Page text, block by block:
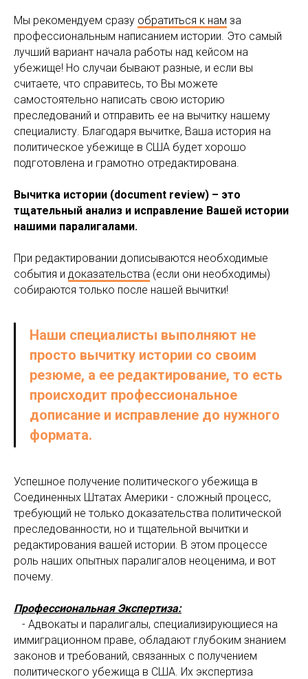
Мы рекомендуем сразу обратиться к нам за
профессиональным написанием истории. Это самый
лучший вариант начала работы над кейсом на
убежище! Но случаи бывают разные, и если вы
считаете, что справитесь, то Вы можете
самостоятельно написать свою историю
преследований и отправить ее на вычитку нашему
специалисту. Благодаря вычитке, Ваша история на
политическое убежище в США будет хорошо
подготовлена и грамотно отредактирована.
Вычитка истории (document review) – это
тщательный анализ и исправление Вашей истории
нашими паралигалами.
При редактировании дописываются необходимые
события и доказательства (если они необходимы)
собираются только после нашей вычитки!
Наши специалисты выполняют не
просто вычитку истории со своим
резюме, а ее редактирование, то есть
происходит профессиональное
дописание и исправление до нужного
формата.
Успешное получение политического убежища в
Соединенных Штатах Америки - сложный процесс,
требующий не только доказательства политической
преследованности, но и тщательной вычитки и
редактирования вашей истории. В этом процессе
роль наших опытных паралигалов неоценима, и вот
почему.
Профессиональная Экспертиза:
- Адвокаты и паралигалы, специализирующиеся на
иммиграционном праве, обладают глубоким знанием
законов и требований, связанных с получением
политического убежища в США. Их экспертиза